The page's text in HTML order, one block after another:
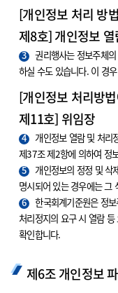
[개인정보 처리 방
제8호] 개인정보 열
3
권리행사는 정보주체
하실 수도 있습니다. 이 경
[개인정보 처리방
제11호] 위임장
4
개인정보 열람 및 처리
제37조 제2항에 의하여 정
5
개인정보의 정정 및 삭
명시되어 있는 경우에는 그
6
한국회계기준원은 정
처리정지의 요구 시 열람
확인합니다.
제6조 개인정보 파